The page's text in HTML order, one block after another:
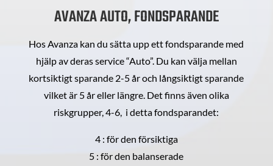
AVANZA AUTO, FONDSPARANDE
Hos Avanza kan du sätta upp ett fondsparande med
hjälp av deras service “Auto”. Du kan välja mellan
kortsiktigt sparande 2-5 år och långsiktigt sparande
vilket är 5 år eller längre. Det finns även olika
riskgrupper, 4-6, i detta fondsparandet:
4 : för den försiktiga
5 : för den balanserade